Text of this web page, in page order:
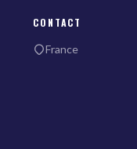
CONTACT
France